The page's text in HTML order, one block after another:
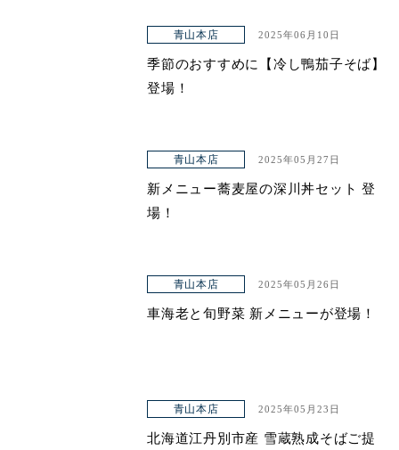
青山本店 2025年06月10日
季節のおすすめに【冷し鴨茄子そば】
登場！
青山本店 2025年05月27日
新メニュー蕎麦屋の深川丼セット 登
場！
青山本店 2025年05月26日
車海老と旬野菜 新メニューが登場！
青山本店 2025年05月23日
北海道江丹別市産 雪蔵熟成そばご提